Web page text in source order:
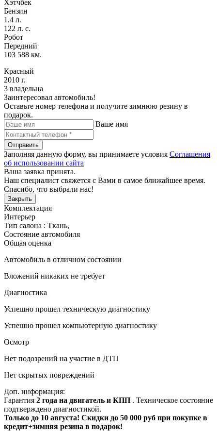
Хэтчбек
Бензин
1.4 л.
122 л. с.
Робот
Передний
103 588 км.
Красный
2010 г.
3 владельца
Заинтересовал автомобиль!
Оставьте номер телефона и получите зимнюю резину в
подарок.
Ваше имя
Отправить
Заполняя данную форму, вы принимаете условия Соглашения
об использовании сайта
Ваша заявка принята.
Наш специалист свяжется с Вами в самое ближайшее время.
Спасибо, что выбрали нас!
Закрыть
Комплектация
Интерьер
Тип салона : Ткань,
Состояние автомобиля
Общая оценка
Автомобиль в отличном состоянии
Вложений никаких не требует
Диагностика
Успешно прошел техническую диагностику
Успешно прошел компьютерную диагностику
Осмотр
Нет подозрений на участие в ДТП
Нет скрытых повреждений
Доп. информация:
Гарантия 2 года на двигатель и КПП . Техническое состояние
подтверждено диагностикой.
Только до 10 августа! Скидки до 50 000 руб при покупке в
кредит+зимняя резина в подарок!